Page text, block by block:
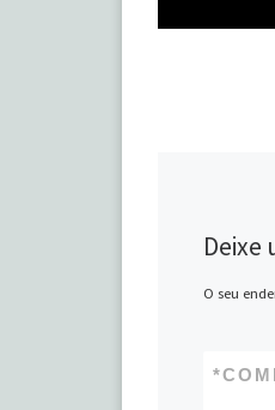
Deixe
O seu
*